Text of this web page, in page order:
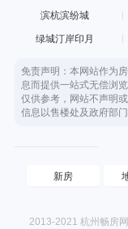
滨杭滨纷城
绿城汀岸印月
免责声明：本网站作为
息而提供一站式无偿浏
仅供参考，网站不声明
信息以售楼处及政府部
新房
2013-2021 杭州畅房